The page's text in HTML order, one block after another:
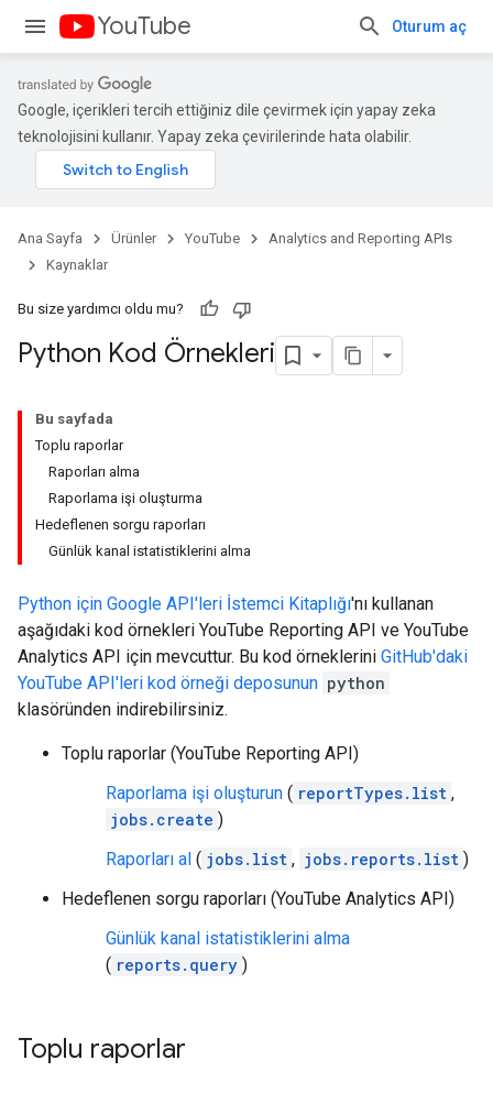
YouTube Oturum aç
Google, içerikleri tercih ettiğiniz dile çevirmek için yapay zeka
teknolojisini kullanır. Yapay zeka çevirilerinde hata olabilir.
Ana Sayfa Ürünler YouTube
Analytics and Reporting APIs
Kaynaklar
Bu size yardımcı oldu mu?
Python Kod Örnekleri
Bu sayfada
Toplu raporlar
Raporları alma
Raporlama işi oluşturma
Hedeflenen sorgu raporları
Günlük kanal istatistiklerini alma
Python için Google API'leri İstemci Kitaplığı'nı kullanan
aşağıdaki kod örnekleri YouTube Reporting API ve YouTube
Analytics API için mevcuttur. Bu kod örneklerini GitHub'daki
YouTube API'leri kod örneği deposunun python
klasöründen indirebilirsiniz.
Toplu raporlar (YouTube Reporting API)
Raporlama işi oluşturun ( reportTypes.list ,
jobs.create )
Raporları al ( jobs.list , jobs.reports.list )
Hedeflenen sorgu raporları (YouTube Analytics API)
Günlük kanal istatistiklerini alma
( reports.query )
Toplu raporlar